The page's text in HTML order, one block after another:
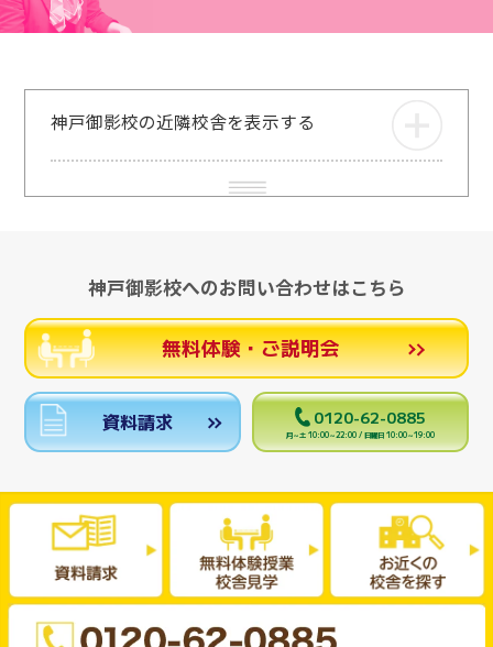
神戸御影校の近隣校舎を表示する
神戸御影校へのお問い合わせはこちら
無料体験・ご説明会
資料請求 0120-62-0885
月～土 10:00～22:00 / 日曜日 10:00～19:00